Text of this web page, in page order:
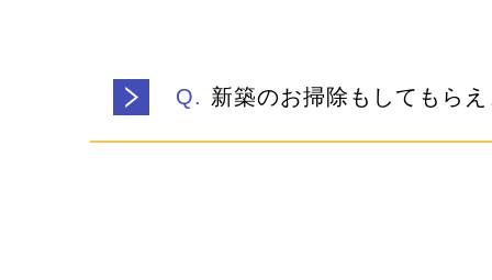
新築のお掃除もしてもら